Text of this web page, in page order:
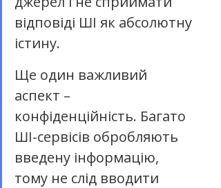
відповіді ШІ як абсолютну
істину.
Ще один важливий
аспект –
конфіденційність. Багато
ШІ-сервісів обробляють
введену інформацію,
тому не слід вводити